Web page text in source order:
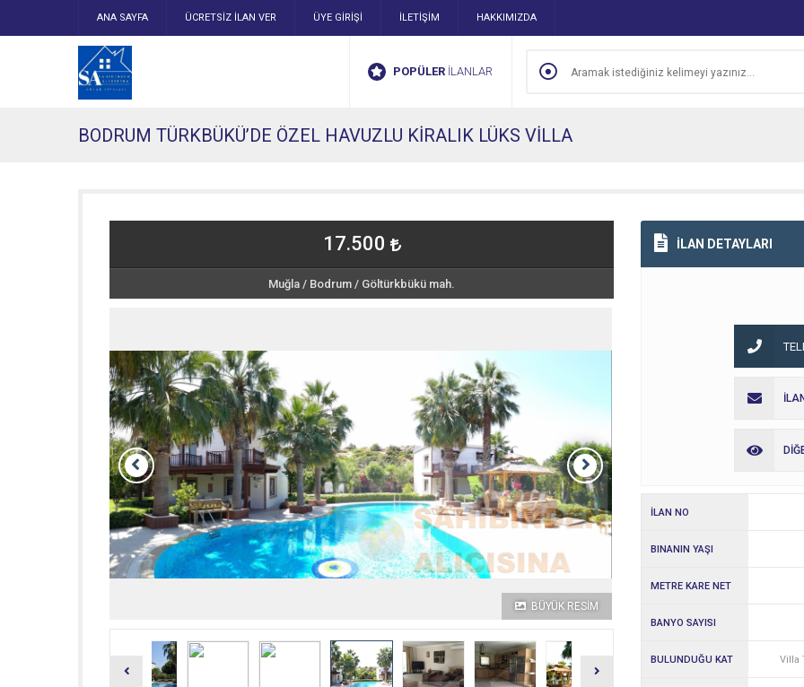
ANA SAYFA ÜCRETSİZ İLAN VER ÜYE GİRİŞİ İLETİŞİM HAKKIMIZDA
POPÜLER İLANLAR
BODRUM TÜRKBÜKÜ’DE ÖZEL HAVUZLU KİRALIK LÜKS VİLLA
17.500
Muğla / Bodrum / Göltürkbükü mah.
BÜYÜK RESİM
İLAN DETAYLARI
İLAN NO
BINANIN YAŞI
METRE KARE NET
BANYO SAYISI
BULUNDUĞU KAT Villa